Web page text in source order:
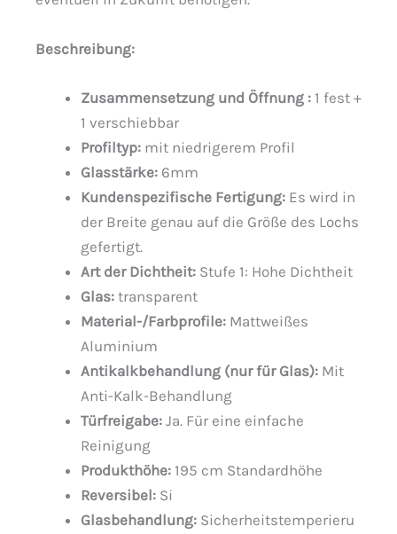
Beschreibung:
Zusammensetzung und Öffnung : 1 fest +
1 verschiebbar
Profiltyp: mit niedrigerem Profil
Glasstärke: 6mm
Kundenspezifische Fertigung: Es wird in
der Breite genau auf die Größe des Lochs
gefertigt.
Art der Dichtheit: Stufe 1: Hohe Dichtheit
Glas: transparent
Material-/Farbprofile: Mattweißes
Aluminium
Antikalkbehandlung (nur für Glas): Mit
Anti-Kalk-Behandlung
Türfreigabe: Ja. Für eine einfache
Reinigung
Produkthöhe: 195 cm Standardhöhe
Reversibel: Si
Glasbehandlung: Sicherheitstemperieru